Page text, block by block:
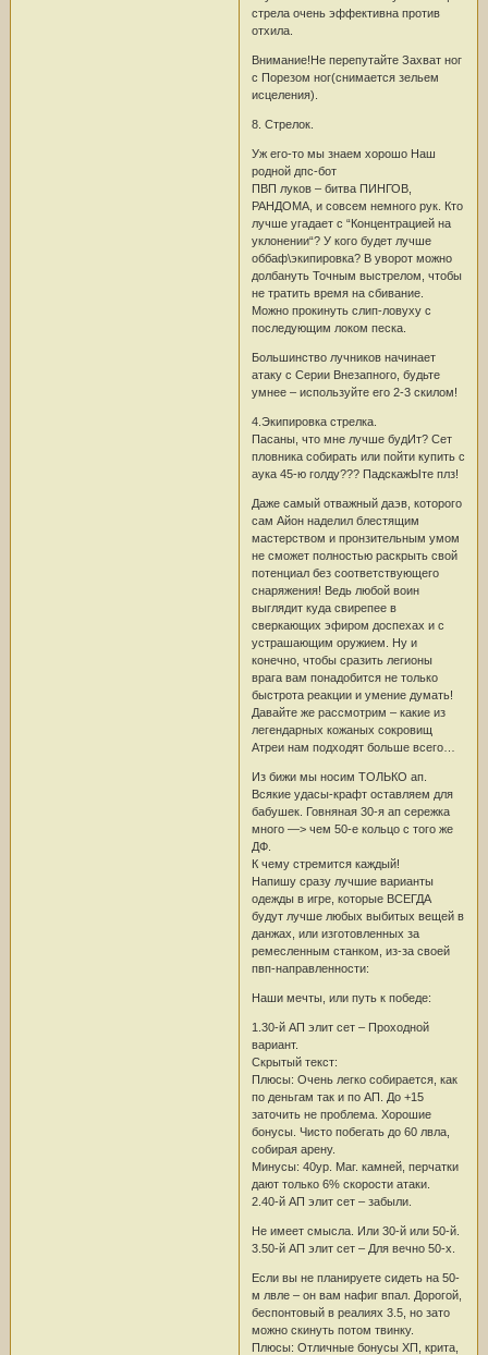
стрела очень эффективна против
отхила.
Внимание!Не перепутайте Захват ног
с Порезом ног(снимается зельем
исцеления).
8. Стрелок.
Уж его-то мы знаем хорошо Наш
родной дпс-бот
ПВП луков – битва ПИНГОВ,
РАНДОМА, и совсем немного рук. Кто
лучше угадает с “Концентрацией на
уклонении“? У кого будет лучше
оббаф\экипировка? В уворот можно
долбануть Точным выстрелом, чтобы
не тратить время на сбивание.
Можно прокинуть слип-ловуху с
последующим локом песка.
Большинство лучников начинает
атаку с Серии Внезапного, будьте
умнее – используйте его 2-3 скилом!
4.Экипировка стрелка.
Пасаны, что мне лучше будИт? Сет
пловника собирать или пойти купить с
аука 45-ю голду??? ПадскажЫте плз!
Даже самый отважный даэв, которого
сам Айон наделил блестящим
мастерством и пронзительным умом
не сможет полностью раскрыть свой
потенциал без соответствующего
снаряжения! Ведь любой воин
выглядит куда свирепее в
сверкающих эфиром доспехах и с
устрашающим оружием. Ну и
конечно, чтобы сразить легионы
врага вам понадобится не только
быстрота реакции и умение думать!
Давайте же рассмотрим – какие из
легендарных кожаных сокровищ
Атреи нам подходят больше всего…
Из бижи мы носим ТОЛЬКО ап.
Всякие удасы-крафт оставляем для
бабушек. Говняная 30-я ап сережка
много —> чем 50-е кольцо с того же
ДФ.
К чему стремится каждый!
Напишу сразу лучшие варианты
одежды в игре, которые ВСЕГДА
будут лучше любых выбитых вещей в
данжах, или изготовленных за
ремесленным станком, из-за своей
пвп-направленности:
Наши мечты, или путь к победе:
1.30-й АП элит сет – Проходной
вариант.
Скрытый текст:
Плюсы: Очень легко собирается, как
по деньгам так и по АП. До +15
заточить не проблема. Хорошие
бонусы. Чисто побегать до 60 лвла,
собирая арену.
Минусы: 40ур. Маг. камней, перчатки
дают только 6% скорости атаки.
2.40-й АП элит сет – забыли.
Не имеет смысла. Или 30-й или 50-й.
3.50-й АП элит сет – Для вечно 50-х.
Если вы не планируете сидеть на 50-
м лвле – он вам нафиг впал. Дорогой,
беспонтовый в реалиях 3.5, но зато
можно скинуть потом твинку.
Плюсы: Отличные бонусы ХП, крита,